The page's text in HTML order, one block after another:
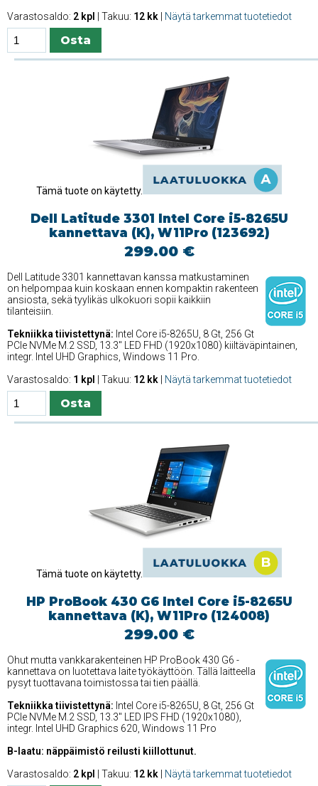
Varastosaldo: 2 kpl | Takuu: 12 kk Näytä tarkemmat tuotetiedot
Tämä tuote on käytetty.
Dell Latitude 3301 Intel Core i5-8265U
kannettava (K), W11Pro (123692)
299.00 €
Dell Latitude 3301 kannettavan kanssa matkustaminen
on helpompaa kuin koskaan ennen kompaktin rakenteen
ansiosta, sekä tyylikäs ulkokuori sopii kaikkiin
tilanteisiin.
Tekniikka tiivistettynä: Intel Core i5-8265U, 8 Gt, 256 Gt
PCIe NVMe M.2 SSD, 13.3'' LED FHD (1920x1080) kiiltäväpintainen,
integr. Intel UHD Graphics, Windows 11 Pro.
Varastosaldo: 1 kpl | Takuu: 12 kk Näytä tarkemmat tuotetiedot
Tämä tuote on käytetty.
HP ProBook 430 G6 Intel Core i5-8265U
kannettava (K), W11Pro (124008)
299.00 €
Ohut mutta vankkarakenteinen HP ProBook 430 G6 -
kannettava on luotettava laite työkäyttöön. Tällä laitteella
pysyt tuottavana toimistossa tai tien päällä.
Tekniikka tiivistettynä: Intel Core i5-8265U, 8 Gt, 256 Gt
PCIe NVMe M.2 SSD, 13.3'' LED IPS FHD (1920x1080),
integr. Intel UHD Graphics 620, Windows 11 Pro
B-laatu: näppäimistö reilusti kiillottunut.
Varastosaldo: 2 kpl | Takuu: 12 kk Näytä tarkemmat tuotetiedot